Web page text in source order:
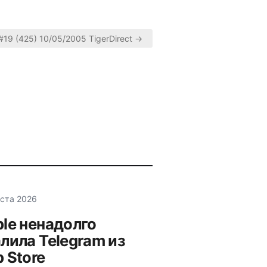
(425) 10/05/2005 TigerDirect →
2026
ненадолго
Telegram из
Store